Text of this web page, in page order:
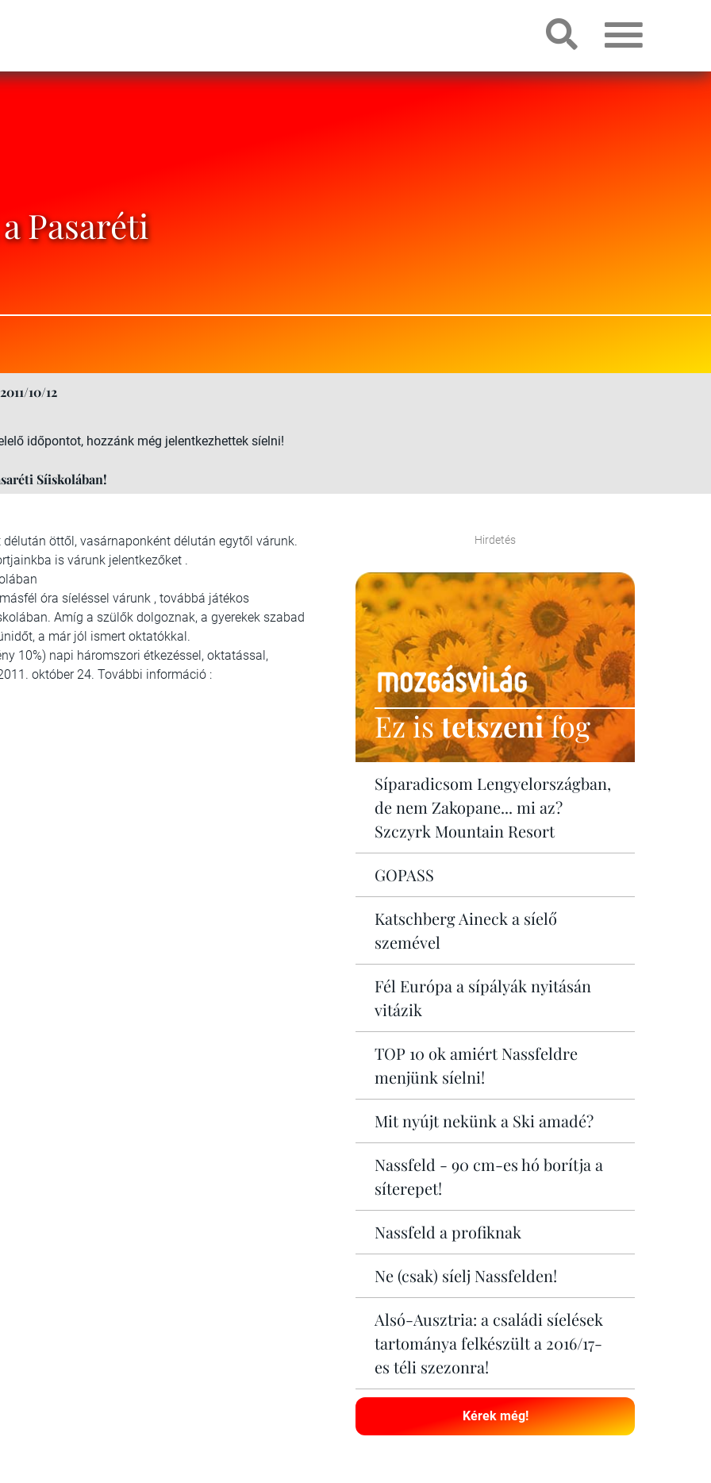
Pasaréti
2011/10/12
időpontot, hozzánk még jelentkezhettek síelni!
Síiskolában!
öttől, vasárnaponként délután egytől várunk.
is várunk jelentkezőket .
óra síeléssel várunk , továbbá játékos
Amíg a szülők dolgoznak, a gyerekek szabad
a már jól ismert oktatókkal.
10%) napi háromszori étkezéssel, oktatással,
október 24. További információ :
Hirdetés
Ez istetszenifog
Síparadicsom Lengyelországban,
de nem Zakopane... mi az?
Szczyrk Mountain Resort
GOPASS
Katschberg Aineck a síelő
szemével
Fél Európa a sípályák nyitásán
vitázik
TOP 10 ok amiért Nassfeldre
menjünk síelni!
Mit nyújt nekünk a Ski amadé?
Nassfeld - 90 cm-es hó borítja a
síterepet!
Nassfeld a profiknak
Ne (csak) síelj Nassfelden!
Alsó-Ausztria: a családi síelések
tartománya felkészült a 2016/17-
es téli szezonra!
Kérek még!